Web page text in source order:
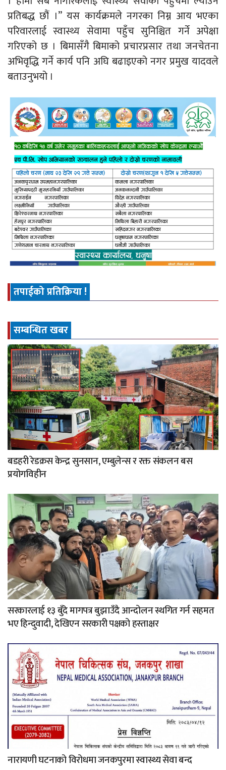
प्रतिबद्ध छौं ।” यस कार्यक्रमले नगरका निम्न आय भएका
परिवारलाई स्वास्थ्य सेवामा पहुँच सुनिश्चित गर्ने अपेक्षा
गरिएको छ । बिमासँगै बिमाको प्रचारप्रसार तथा जनचेतना
अभिवृद्धि गर्ने कार्य पनि अघि बढाइएको नगर प्रमुख यादवले
बताउनुभयो ।
तपाईको प्रतिक्रिया !
सम्बन्धित खबर
बडहरी रेडक्रस केन्द्र सुनसान, एम्बुलेन्स र रक्त संकलन बस
प्रयोगविहीन
सरकारलाई १३ बुँदे मागपत्र बुझाउँदै आन्दोलन स्थगित गर्न सहमत
भए हिन्दुवादी, देखिएन सरकारी पक्षको हस्ताक्षर
नारायणी घटनाको विरोधमा जनकपुरमा स्वास्थ्य सेवा बन्द